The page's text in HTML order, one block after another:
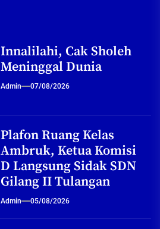
Innalilahi, Cak Sholeh
Meninggal Dunia
Admin 07/08/2026
Plafon Ruang Kelas
Ambruk, Ketua Komisi
D Langsung Sidak SDN
Gilang II Tulangan
Admin 05/08/2026